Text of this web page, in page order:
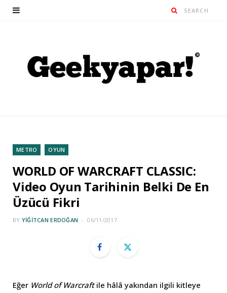
METRO OYUN
WORLD OF WARCRAFT CLASSIC:
Video Oyun Tarihinin Belki De En
Üzücü Fikri
BY YIĞITCAN ERDOĞAN 06/11/2017
Eğer World of Warcraftile hâlâ yakından ilgili kitleye